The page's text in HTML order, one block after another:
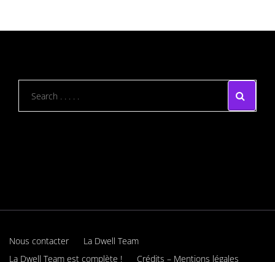
Nous contacter
La Dwell Team
La Dwell Team est complète !
Crédits – Mentions légales